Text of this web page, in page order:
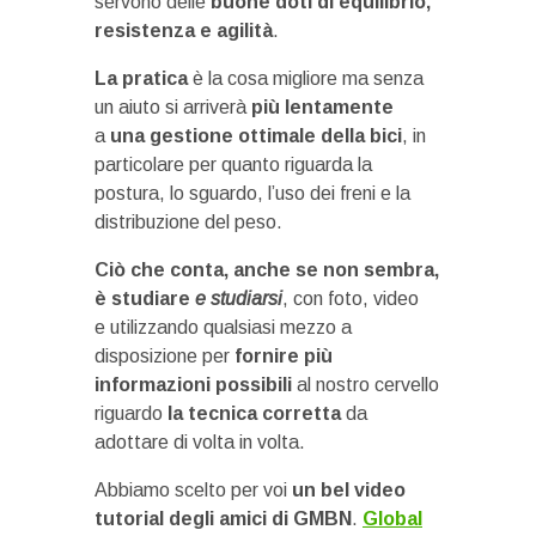
resistenza e agilità.
La praticaè la cosa migliore ma senza
un aiuto si arriverà più lentamente
a una gestione ottimale della bici, in
particolare per quanto riguarda la
postura, lo sguardo, l’uso dei freni e la
distribuzione del peso.
Ciò che conta, anche se non sembra,
è studiare e studiarsi, con foto, video
e utilizzando qualsiasi mezzo a
disposizione per fornire più
informazioni possibili al nostro cervello
riguardo la tecnica correttada
adottare di volta in volta.
Abbiamo scelto per voi un bel video
tutorial degli amici di GMBN . Global